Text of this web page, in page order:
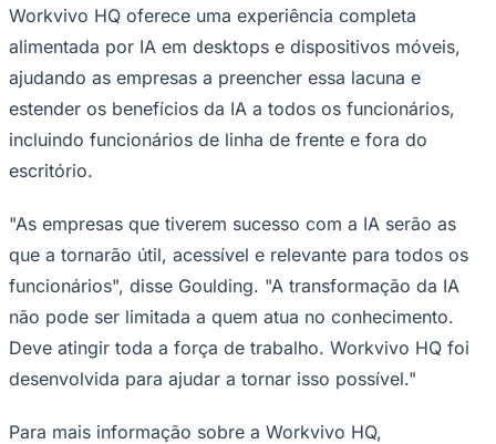
Flamengo
Workvivo HQ oferece uma experiência completa
alimentada por IA em desktops e dispositivos móveis,
ajudando as empresas a preencher essa lacuna e
estender os benefícios da IA a todos os funcionários,
incluindo funcionários de linha de frente e fora do
escritório.
"As empresas que tiverem sucesso com a IA serão as
que a tornarão útil, acessível e relevante para todos os
funcionários", disse Goulding. "A transformação da IA
não pode ser limitada a quem atua no conhecimento.
Deve atingir toda a força de trabalho. Workvivo HQ foi
desenvolvida para ajudar a tornar isso possível."
Para mais informação sobre a Workvivo HQ,